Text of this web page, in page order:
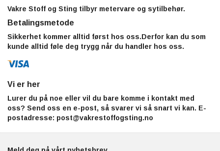
Vakre Stoff og Sting tilbyr metervare og sytilbehør.
Betalingsmetode
Sikkerhet kommer alltid først hos oss.Derfor kan du som
kunde alltid føle deg trygg når du handler hos oss.
Vi er her
Lurer du på noe eller vil du bare komme i kontakt med
oss? Send oss en e-post, så svarer vi så snart vi kan. E-
postadresse: post@vakrestoffogsting.no